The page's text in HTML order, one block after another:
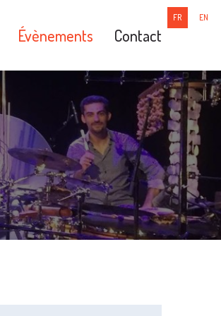
FR EN
Évènements Contact